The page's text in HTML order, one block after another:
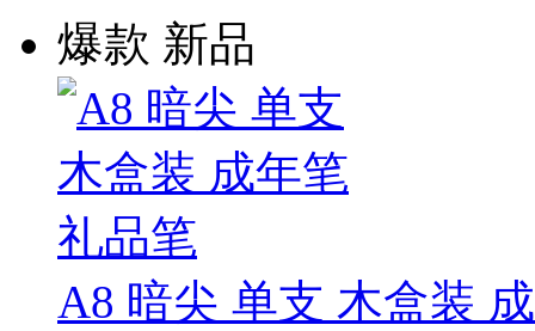
爆款 新品
A8 暗尖 单支 木盒装